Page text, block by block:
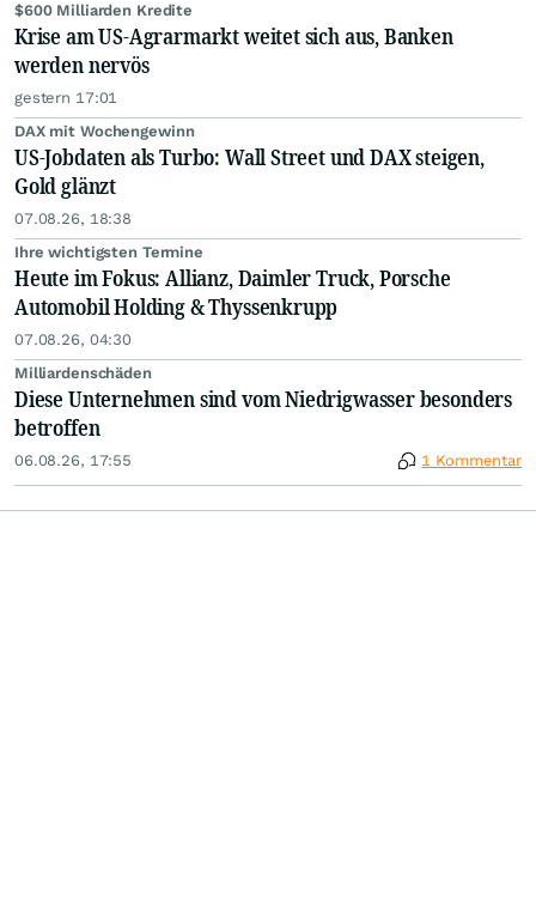
$600 Milliarden Kredite
Krise am US-Agrarmarkt weitet sich aus, Banken
werden nervös
gestern 17:01
DAX mit Wochengewinn
US-Jobdaten als Turbo: Wall Street und DAX steigen,
Gold glänzt
07.08.26, 18:38
Ihre wichtigsten Termine
Heute im Fokus: Allianz, Daimler Truck, Porsche
Automobil Holding & Thyssenkrupp
07.08.26, 04:30
Milliardenschäden
Diese Unternehmen sind vom Niedrigwasser besonders
betroffen
06.08.26, 17:55 1 Kommentar